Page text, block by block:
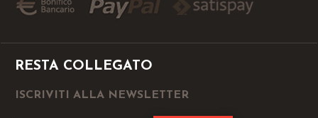
RESTA COLLEGATO
ISCRIVITI ALLA NEWSLETTER